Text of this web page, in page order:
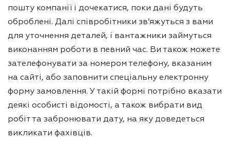
пошту компанії і дочекатися, поки дані будуть
оброблені. Далі співробітники зв’яжуться з вами
для уточнення деталей, і вантажники займуться
виконанням роботи в певний час. Ви також можете
зателефонувати за номером телефону, вказаним
на сайті, або заповнити спеціальну електронну
форму замовлення. У такій формі потрібно вказати
деякі особисті відомості, а також вибрати вид
робіт та забронювати дату, на яку доведеться
викликати фахівців.